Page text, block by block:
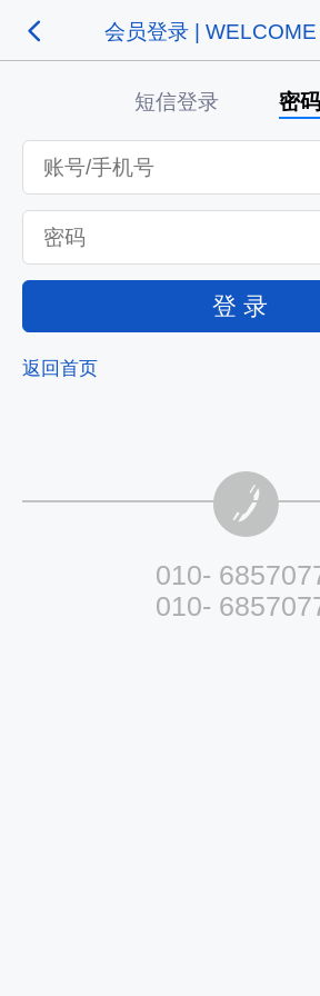
会员登录 |
短信登录 密
登 录
返回首页
010-
010-